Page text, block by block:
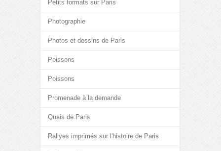
Petits formats sur Paris
Photographie
Photos et dessins de Paris
Poissons
Poissons
Promenade à la demande
Quais de Paris
Rallyes imprimés sur l'histoire de Paris